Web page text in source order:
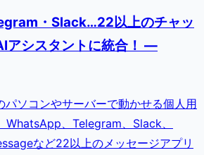
・Slack…22以上のチャッ
アシスタントに統合！ —
ソコンやサーバーで動かせる個人用
WhatsApp、Telegram、Slack、
など22以上のメッセージアプリ